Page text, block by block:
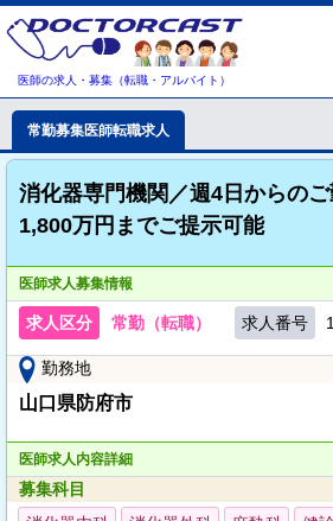
医師の求人・募集（転職・アルバイト）
常勤募集医師転職求人
消化器専門機関／週4日からの
1,800万円までご提示可能
医師求人募集情報
求人区分 常勤（転職） 求人番号
勤務地
山口県防府市
医師求人内容詳細
募集科目